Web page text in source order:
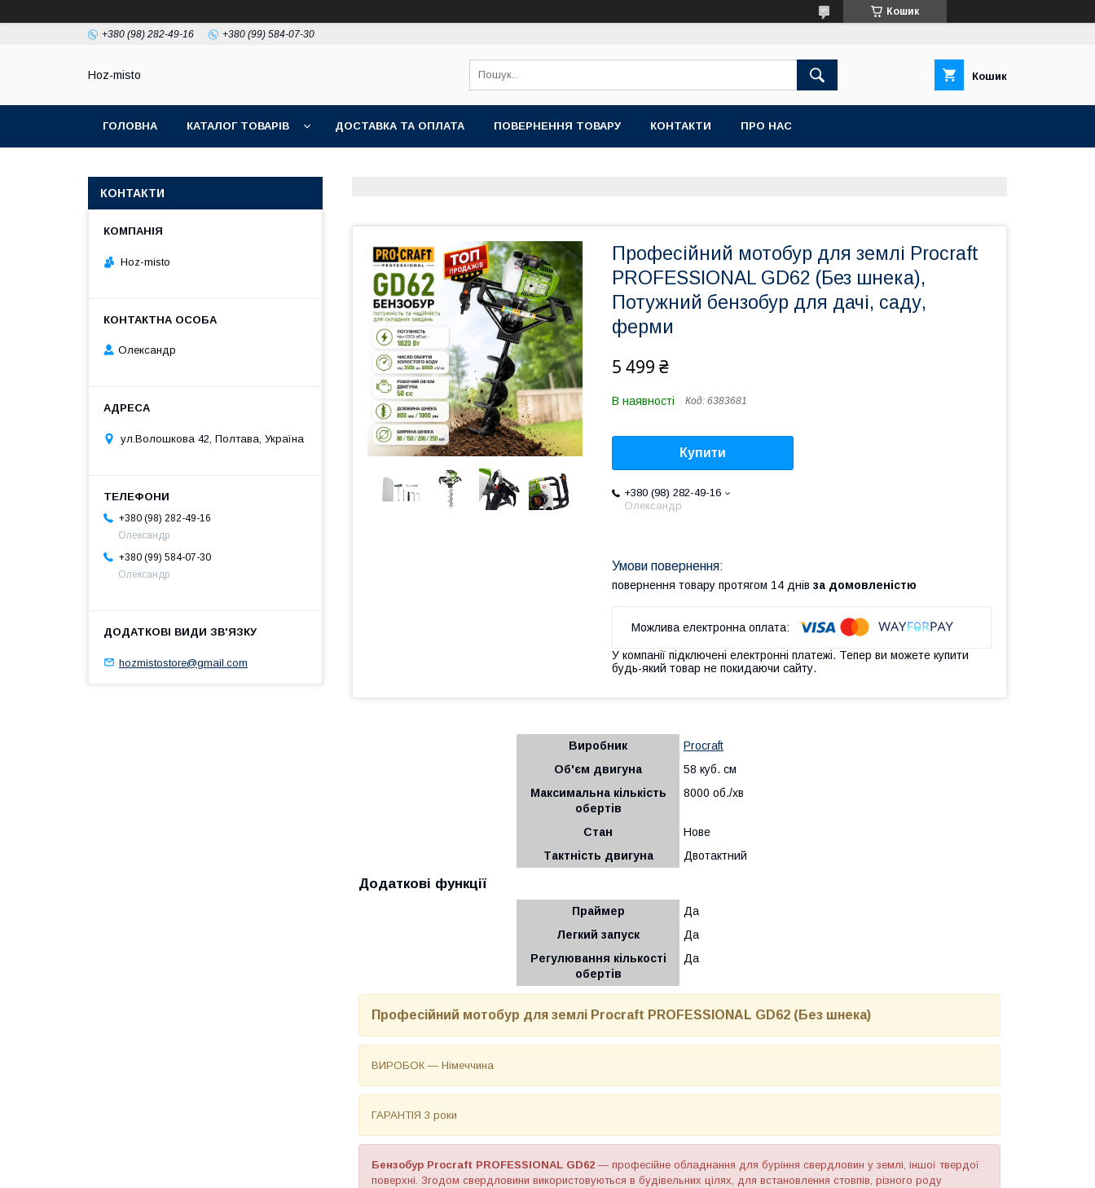
Кошик
+380 (98) 282-49-16 +380 (99) 584-07-30
Hoz-misto Кошик
ГОЛОВНА КАТАЛОГ ТОВАРІВ ДОСТАВКА ТА ОПЛАТА ПОВЕРНЕННЯ ТОВАРУ КОНТАКТИ ПРО НАС
Професійний мотобур для землі Procraft
PROFESSIONAL GD62 (Без шнека),
Потужний бензобур для дачі, саду,
ферми
5 499 ₴
В наявності Код: 6383681
Купити
+380 (98) 282-49-16
Олександр
повернення товару протягом 14 днів за домовленістю
У компанії підключені електронні платежі. Тепер ви можете купити
будь-який товар не покидаючи сайту.
Виробник
Procraft
Об'єм двигуна
58 куб. см
Максимальна кількість
обертів
8000 об./хв
Стан
Нове
Тактність двигуна
Двотактний
Додаткові функції
Праймер
Да
Легкий запуск
Да
Регулювання кількості
обертів
Да
Професійний мотобур для землі Procraft PROFESSIONAL GD62 (Без шнека)
ВИРОБОК — Німеччина
ГАРАНТІЯ 3 роки
Бензобур Procraft PROFESSIONAL GD62 — професійне обладнання для буріння свердловин у землі, іншої твердої
поверхні. Згодом свердловини використовуються в будівельних цілях, для встановлення стовпів, різного роду
КОНТАКТИ
Hoz-misto
Олександр
ул.Волошкова 42, Полтава, Україна
+380 (98) 282-49-16
Олександр
+380 (99) 584-07-30
Олександр
hozmistostore@gmail.com